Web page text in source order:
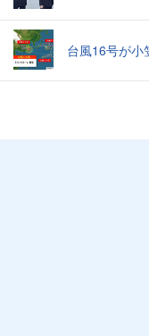
台風16号が小